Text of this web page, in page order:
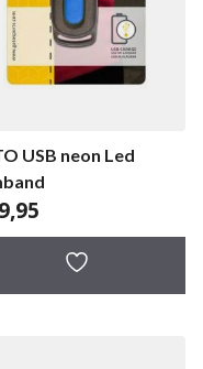
USB neon Led